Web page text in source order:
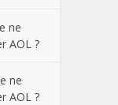
ne
AOL ?
ne
AOL ?